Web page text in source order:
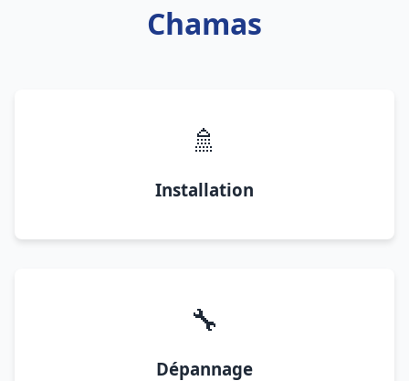
Chamas
🚿
Installation
🔧
Dépannage